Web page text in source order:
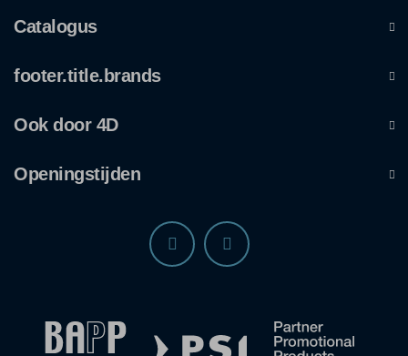
Catalogus
footer.title.brands
Ook door 4D
Openingstijden